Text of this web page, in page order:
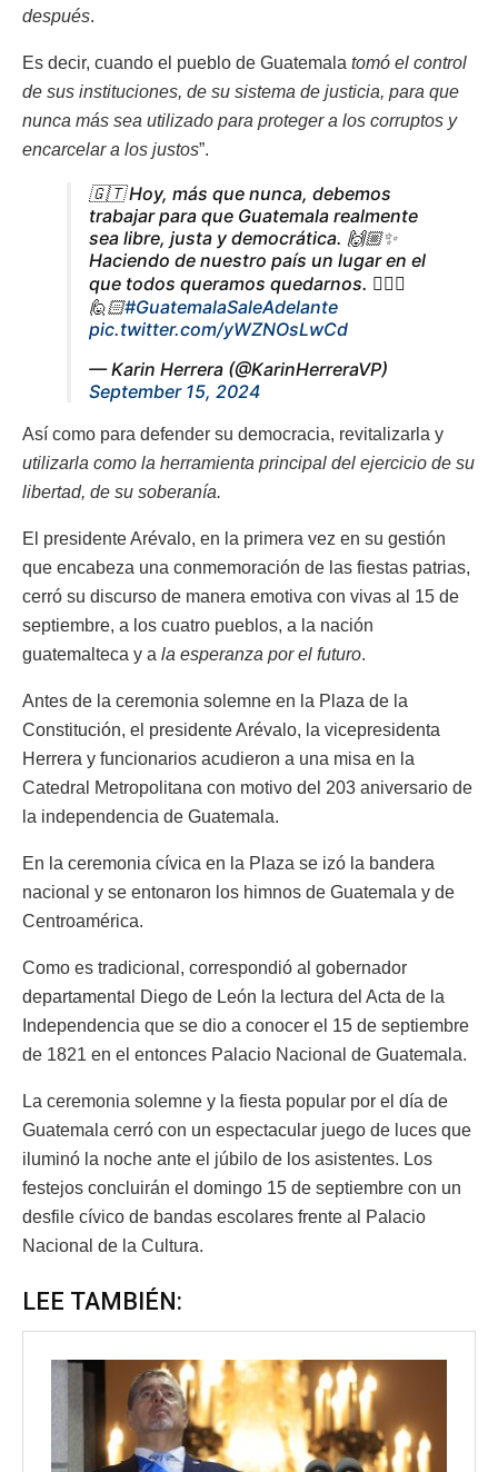
después.
Es decir, cuando el pueblo de Guatemala tomó el control
de sus instituciones, de su sistema de justicia, para que
nunca más sea utilizado para proteger a los corruptos y
encarcelar a los justos”.
🇬🇹 Hoy, más que nunca, debemos
trabajar para que Guatemala realmente
sea libre, justa y democrática. 🙌🏼✨
Haciendo de nuestro país un lugar en el
que todos queramos quedarnos. 🙋🏻‍♀️
🙋🏻#GuatemalaSaleAdelante
pic.twitter.com/yWZNOsLwCd
— Karin Herrera (@KarinHerreraVP)
September 15, 2024
Así como para defender su democracia, revitalizarla y
utilizarla como la herramienta principal del ejercicio de su
libertad, de su soberanía.
El presidente Arévalo, en la primera vez en su gestión
que encabeza una conmemoración de las fiestas patrias,
cerró su discurso de manera emotiva con vivas al 15 de
septiembre, a los cuatro pueblos, a la nación
guatemalteca y a la esperanza por el futuro.
Antes de la ceremonia solemne en la Plaza de la
Constitución, el presidente Arévalo, la vicepresidenta
Herrera y funcionarios acudieron a una misa en la
Catedral Metropolitana con motivo del 203 aniversario de
la independencia de Guatemala.
En la ceremonia cívica en la Plaza se izó la bandera
nacional y se entonaron los himnos de Guatemala y de
Centroamérica.
Como es tradicional, correspondió al gobernador
departamental Diego de León la lectura del Acta de la
Independencia que se dio a conocer el 15 de septiembre
de 1821 en el entonces Palacio Nacional de Guatemala.
La ceremonia solemne y la fiesta popular por el día de
Guatemala cerró con un espectacular juego de luces que
iluminó la noche ante el júbilo de los asistentes. Los
festejos concluirán el domingo 15 de septiembre con un
desfile cívico de bandas escolares frente al Palacio
Nacional de la Cultura.
LEE TAMBIÉN: